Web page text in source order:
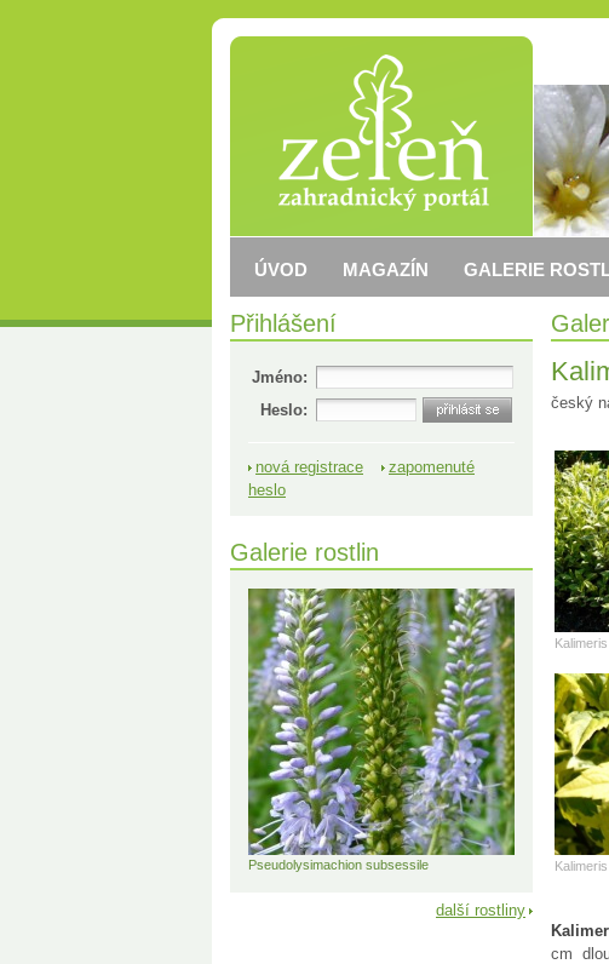
český
cm
Přihlášení
Jméno:
Heslo:
nová registrace
zapomenuté
heslo
Galerie rostlin
Pseudolysimachion subsessile
další rostliny
ÚVOD MAGAZÍN GALERIE